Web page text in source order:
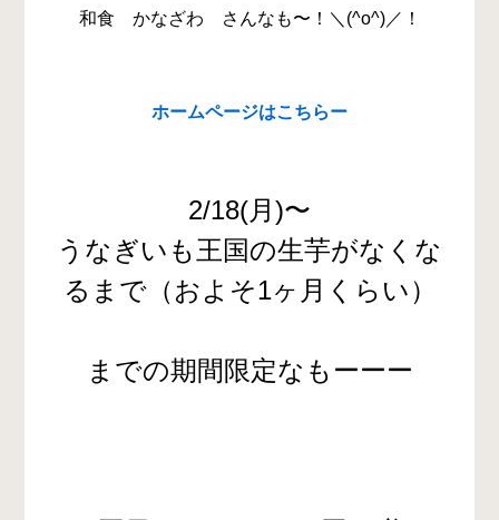
和食 かなざわ さんなも〜！＼(^o^)／！
ホームページはこちらー
2/18(月)〜
うなぎいも王国の生芋がなくな
るまで（およそ1ヶ月くらい）
までの期間限定なもーーー